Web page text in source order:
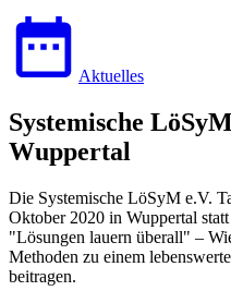
In Gedenken an
Aktuelles
Systemische
Wuppertal
Die Systemische LöSyM e.V.
Oktober 2020 in Wuppertal
"Lösungen lauern überall" –
Methoden zu einem
beitragen.